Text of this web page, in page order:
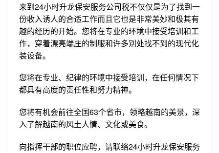
来到24小时升龙保安服务公司税不仅仅是为了找到一
份收入诱人的合适工作而且它也是非常美妙和极其有
趣的经历的开始。您将在专业的环境中接受培训和工
作，穿着漂亮端庄的制服和许多别处找不到的现代化
装设备。
您将在专业、纪律的环境中接受培训，在任何情况下
都具有高度的责任性和努力精神。
您将有机会前往全国63个省市，领略越南的美景，深
入了解越南的风土人情、文化或美食。
向指挥干部的职位应聘，请联络24小时升龙保安服务